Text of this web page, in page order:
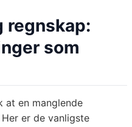
som
at en manglende
er de vanligste